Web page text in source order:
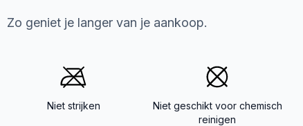
Zo geniet je langer van je aankoop.
Niet strijken
Niet geschikt voor chemisch
reinigen